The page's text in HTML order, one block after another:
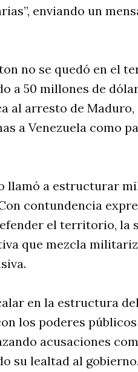
enviando un
no se quedó en el
a 50 millones de
al arresto de
a Venezuela como
llamó a estructurar
contundencia
el territorio, la
que mezcla
en la estructura
los poderes
acusaciones
su lealtad al